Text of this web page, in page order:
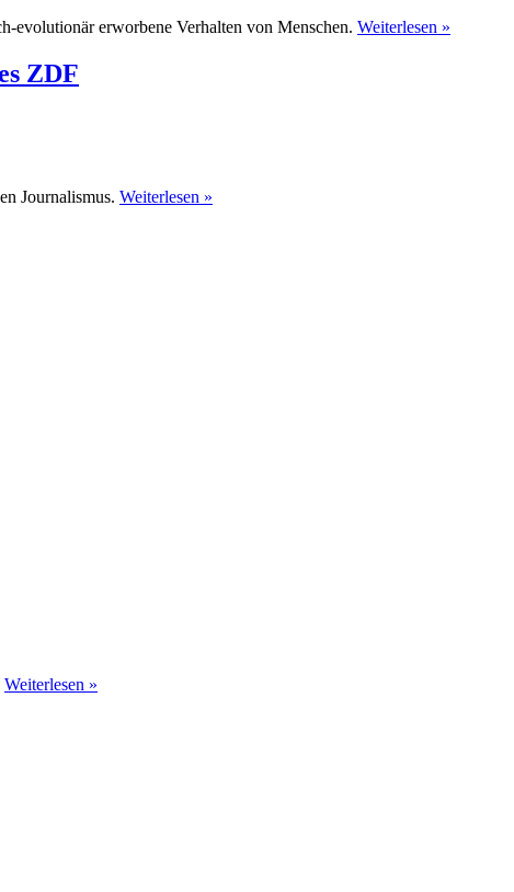
evolutionär erworbene Verhalten von Menschen. Weiterlesen »
ZDF
Journalismus. Weiterlesen »
Weiterlesen »